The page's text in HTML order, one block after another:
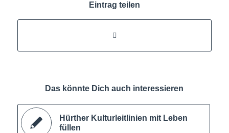
Eintrag teilen
Das könnte Dich auch interessieren
Hürther Kulturleitlinien mit Leben
füllen